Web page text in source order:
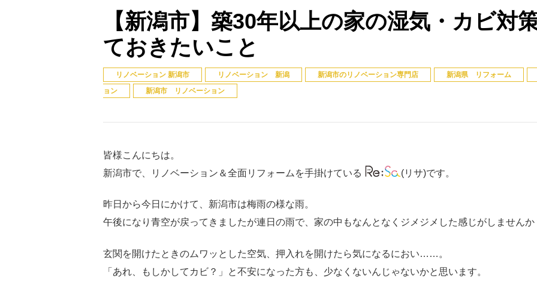
【新潟市】築30年以上の家の湿気・カビ対
ておきたいこと
リノベーション 新潟市 リノベーション 新潟 新潟市のリノベーション専門店 新潟県 リフォーム
ョン
新潟市 リノベーション
皆様こんにちは。
新潟市で、リノベーション＆全面リフォームを手掛けている
(リサ)です。
昨日から今日にかけて、新潟市は梅雨の様な雨。
午後になり青空が戻ってきましたが連日の雨で、家の中もなんとなくジメジメした感じがしませんか
玄関を開けたときのムワッとした空気、押入れを開けたら気になるにおい……。
「あれ、もしかしてカビ？」と不安になった方も、少なくないんじゃないかと思います。